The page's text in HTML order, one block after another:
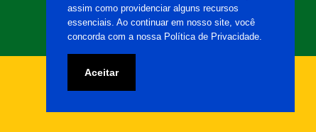
assim como providenciar alguns recursos
essenciais. Ao continuar em nosso site, você
concorda com a nossa Política de Privacidade.
Aceitar